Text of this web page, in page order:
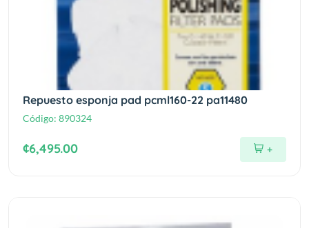
Repuesto esponja pad pcml160-22 pa11480
Código: 890324
¢6,495.00 +